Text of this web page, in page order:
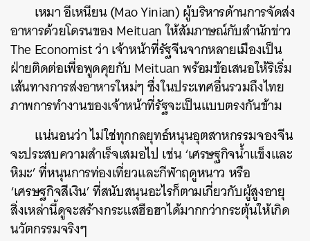
เหมา อีเหนียน (Mao Yinian) ผู้บริหารด้านการจัดส่ง
อาหารด้วยโดรนของ Meituan ให้สัมภาษณ์กับสำนักข่าว
The Economistว่า เจ้าหน้าที่รัฐจีนจากหลายเมืองเป็น
ฝ่ายติดต่อเพื่อพูดคุยกับ Meituan พร้อมข้อเสนอให้ริเริ่ม
เส้นทางการส่งอาหารใหม่ๆ ซึ่งในประเทศอื่นรวมถึงไทย
ภาพการทำงานของเจ้าหน้าที่รัฐจะเป็นแบบตรงกันข้าม
แน่นอนว่า ไม่ใช่ทุกกลยุทธ์หนุนอุตสาหกรรมจองจีน
จะประสบความสำเร็จเสมอไป เช่น ‘เศรษฐกิจน้ำแข็งและ
หิมะ’ ที่หนุนการท่องเที่ยวและกีฬาฤดูหนาว หรือ
‘เศรษฐกิจสีเงิน’ ที่สนับสนุนอะไรก็ตามเกี่ยวกับผู้สูงอายุ
สิ่งเหล่านี้ดูจะสร้างกระแสฮือฮาได้มากกว่ากระตุ้นให้เกิด
นวัตกรรมจริงๆ